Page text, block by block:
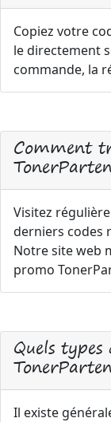
Copiez votre
le directement
commande, la
Comment
Visitez
derniers codes
Notre site web
promo
Quels
Il existe